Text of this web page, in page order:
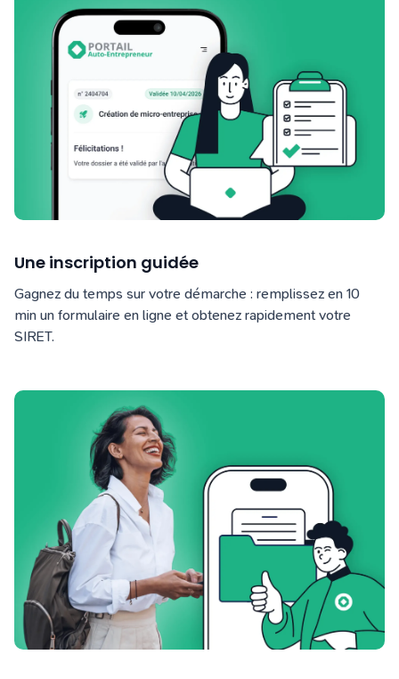
Une inscription guidée
Gagnez du temps sur votre démarche : remplissez en 10
min un formulaire en ligne et obtenez rapidement votre
SIRET.